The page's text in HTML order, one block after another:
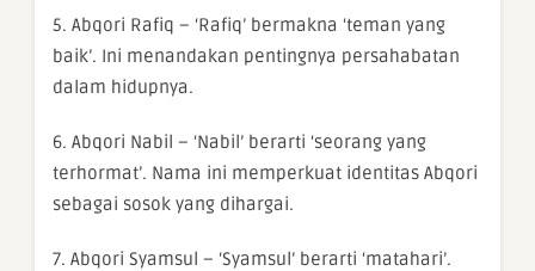
5. Abqori Rafiq – ‘Rafiq’ bermakna ‘teman yang
baik’. Ini menandakan pentingnya persahabatan
dalam hidupnya.
6. Abqori Nabil – ‘Nabil’ berarti ‘seorang yang
terhormat’. Nama ini memperkuat identitas Abqori
sebagai sosok yang dihargai.
7. Abqori Syamsul – ‘Syamsul’ berarti ‘matahari’.